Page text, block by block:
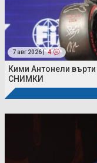
7 авг 2026 | 4
Кими Антонели
СНИМКИ